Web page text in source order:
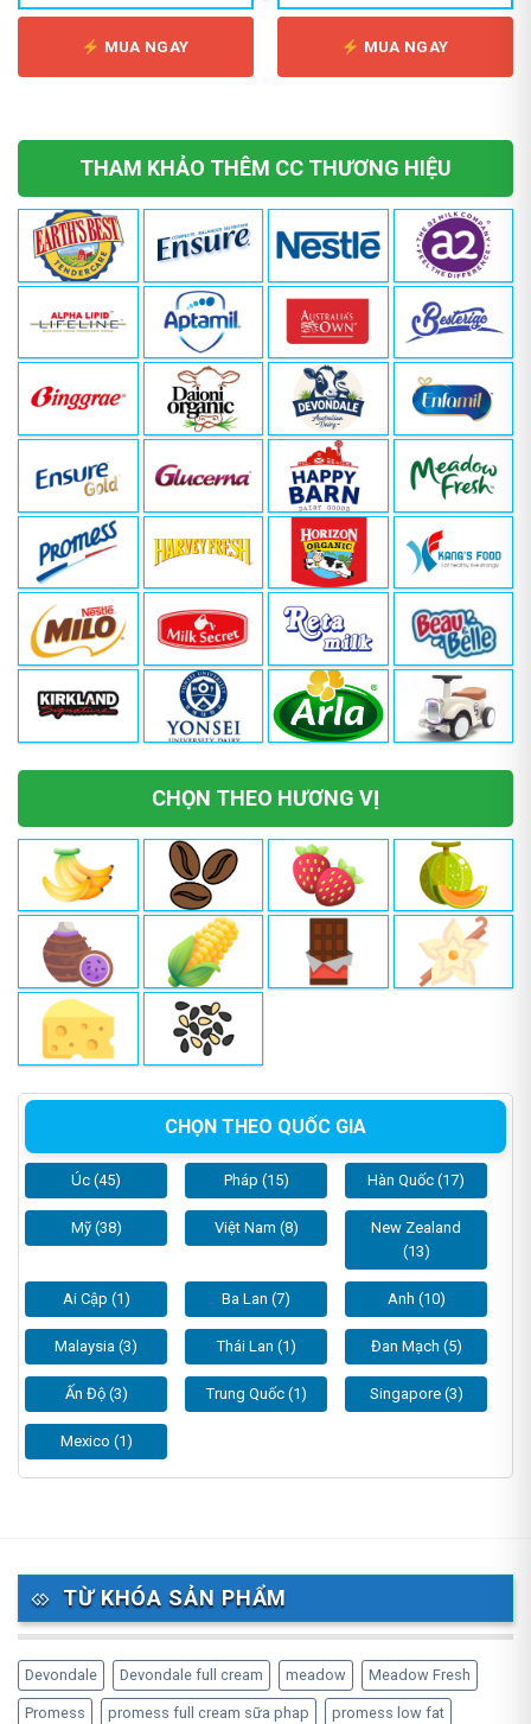
MUA NGAY MUA NGAY
THAM KHẢO THÊM CC THƯƠNG HIỆU
CHỌN THEO HƯƠNG VỊ
CHỌN THEO QUỐC GIA
Úc (45) Pháp (15) Hàn Quốc (17)
Mỹ (38) Việt Nam (8)
New Zealand
(13)
Ai Cập (1) Ba Lan (7) Anh (10)
Malaysia (3) Thái Lan (1) Đan Mạch (5)
Ấn Độ (3) Trung Quốc (1) Singapore (3)
Mexico (1)
TỪ KHÓA SẢN PHẨM
Devondale Devondale full cream meadow Meadow Fresh
Promess promess full cream sữa phap promess low fat